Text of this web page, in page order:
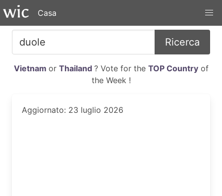
Casa
Ricerca
Vietnam or Thailand ? Vote for the TOP Countryof
the Week !
Aggiornato: 23 luglio 2026